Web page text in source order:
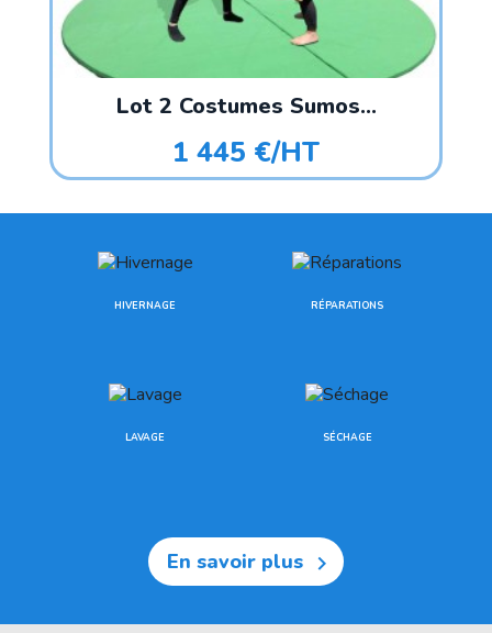
Lot 2 Costumes Sumos...
1 445 €/HT
HIVERNAGE RÉPARATIONS
LAVAGE SÉCHAGE
En savoir plus 